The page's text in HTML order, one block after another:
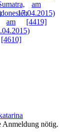
Anmeldung nötig.